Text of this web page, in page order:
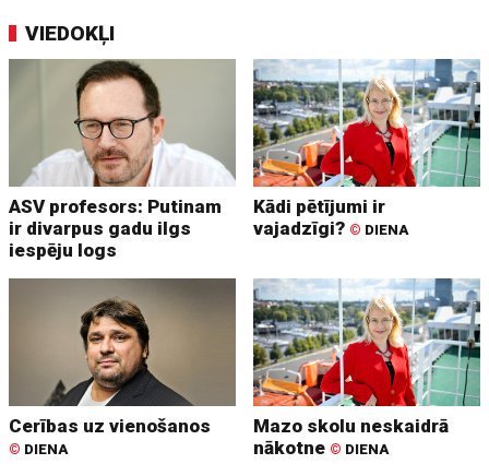
VIEDOKĻI
ASV profesors: Putinam
ir divarpus gadu ilgs
iespēju logs
Kādi pētījumi ir
vajadzīgi? © DIENA
Cerības uz vienošanos
© DIENA
Mazo skolu neskaidrā
nākotne © DIENA